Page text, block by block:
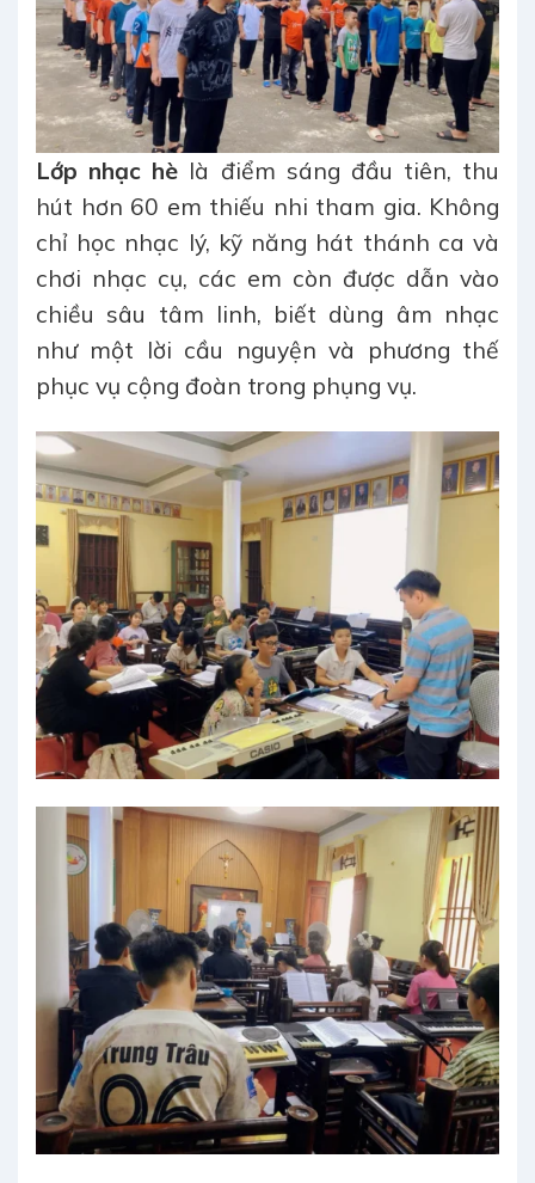
Lớp nhạc hè là điểm sáng đầu tiên, thu
hút hơn 60 em thiếu nhi tham gia. Không
chỉ học nhạc lý, kỹ năng hát thánh ca và
chơi nhạc cụ, các em còn được dẫn vào
chiều sâu tâm linh, biết dùng âm nhạc
như một lời cầu nguyện và phương thế
phục vụ cộng đoàn trong phụng vụ.